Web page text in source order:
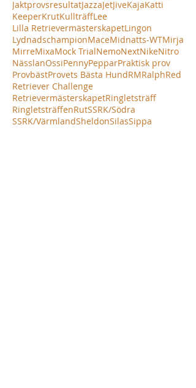
JaktprovsresultatJazzaJetJiveKajaKatti
KeeperKrutKullträffLee
Lilla RetrievermästerskapetLingon
LydnadschampionMaceMidnatts-WTMirja
MirreMixaMock TrialNemoNextNikeNitro
NässlanOssiPennyPepparPraktisk prov
ProvbästProvets Bästa HundRMRalphRed
Retriever Challenge
RetrievermästerskapetRingletsträff
RingletsträffenRutSSRK/Södra
SSRK/VärmlandSheldonSilasSippa